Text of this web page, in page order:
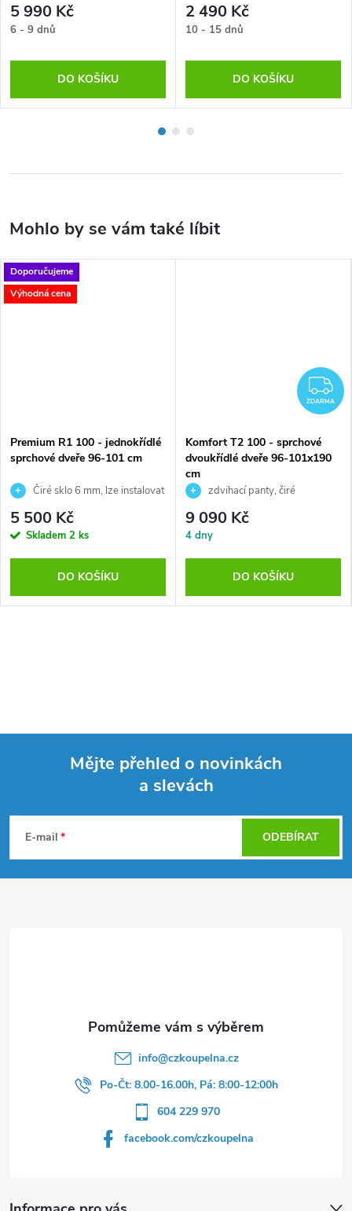
5 990 Kč
6 - 9 dnů
DO KOŠÍKU
2 490 Kč
10 - 15 dnů
DO KOŠÍKU
Doporučujeme
Výhodná cena
Premium R1 100 - jednokřídlé
sprchové dveře 96-101 cm
Čiré sklo 6 mm, lze instalovat
na vaničku nebo přímo na podlahu
5 500 Kč
Skladem 2 ks
DO KOŠÍKU
ZDARMA
Komfort T2 100 - sprchové
dvoukřídlé dveře 96-101x190
cm
zdvihací panty, čiré
bezpečnostní sklo
9 090 Kč
4 dny
DO KOŠÍKU
p
Mějte přehled o novinkách
a slevách
E-mail ODEBÍRAT
info@czkoupelna.cz
Po-Čt: 8.00-16.00h, Pá: 8:00-12:00h
604 229 970
facebook.com/czkoupelna